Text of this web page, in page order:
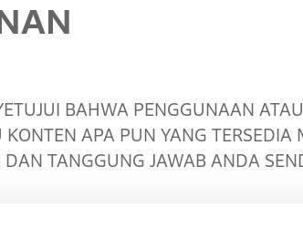
BAHWA PENGGUNAAN ATAU
APA PUN YANG TERSEDIA
TANGGUNG JAWAB ANDA